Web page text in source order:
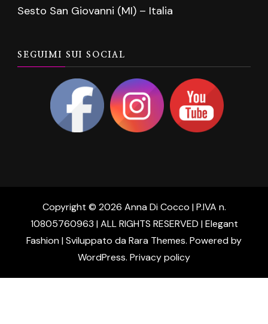
Sesto San Giovanni (MI) – Italia
SEGUIMI SUI SOCIAL
Copyright © 2026 Anna Di Cocco | P.IVA n.
10805760963 | ALL RIGHTS RESERVED | Elegant
Fashion | Sviluppato daRara Themes. Powered by
WordPress. Privacy policy